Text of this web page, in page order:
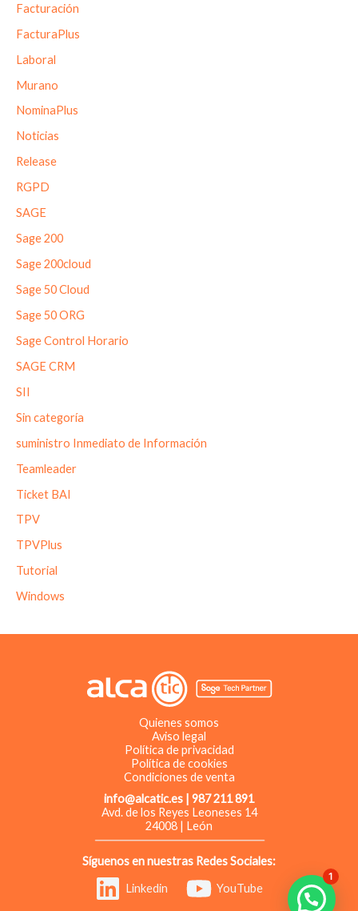
Facturación
FacturaPlus
Laboral
Murano
NominaPlus
Noticias
Release
RGPD
SAGE
Sage 200
Sage 200cloud
Sage 50 Cloud
Sage 50 ORG
Sage Control Horario
SAGE CRM
SII
Sin categoría
suministro Inmediato de Información
Teamleader
Ticket BAI
TPV
TPVPlus
Tutorial
Windows
Quienes somos
Aviso legal
Política de privacidad
Política de cookies
Condiciones de venta
info@alcatic.es | 987 211 891
Avd. de los Reyes Leoneses 14
24008 | León
Síguenos en nuestras Redes Sociales:
Linkedin
YouTube
1